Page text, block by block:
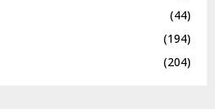
(44)
(194)
(204)